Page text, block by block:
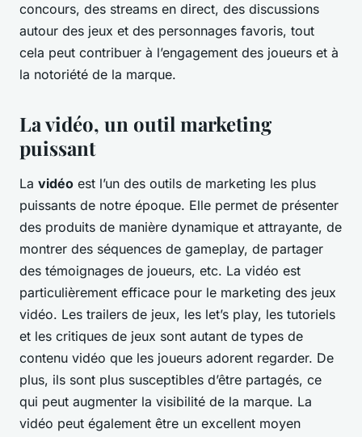
concours, des streams en direct, des discussions
autour des jeux et des personnages favoris, tout
cela peut contribuer à l’engagement des joueurs et à
la notoriété de la marque.
La vidéo, un outil marketing
puissant
La vidéo est l’un des outils de marketing les plus
puissants de notre époque. Elle permet de présenter
des produits de manière dynamique et attrayante, de
montrer des séquences de gameplay, de partager
des témoignages de joueurs, etc. La vidéo est
particulièrement efficace pour le marketing des jeux
vidéo. Les trailers de jeux, les let’s play, les tutoriels
et les critiques de jeux sont autant de types de
contenu vidéo que les joueurs adorent regarder. De
plus, ils sont plus susceptibles d’être partagés, ce
qui peut augmenter la visibilité de la marque. La
vidéo peut également être un excellent moyen